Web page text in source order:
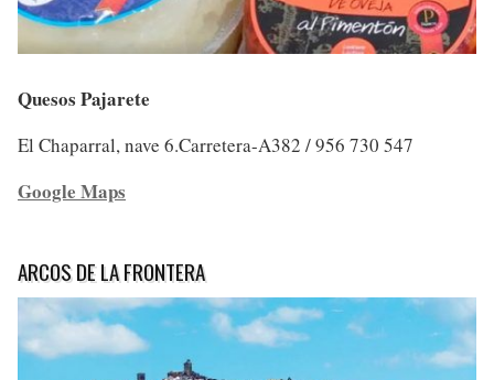
Quesos Pajarete
El Chaparral, nave 6.Carretera-A382 / 956 730 547
Google Maps
ARCOS DE LA FRONTERA